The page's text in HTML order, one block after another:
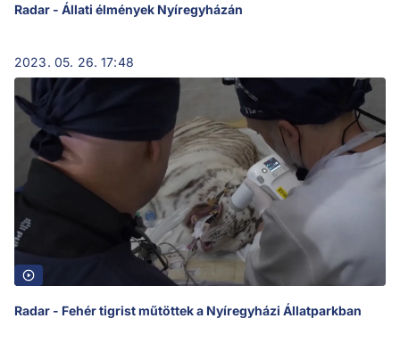
Radar - Állati élmények Nyíregyházán
2023. 05. 26. 17:48
Radar - Fehér tigrist műtöttek a Nyíregyházi Állatparkban